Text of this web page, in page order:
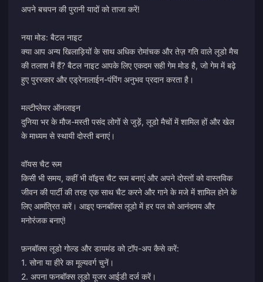
अपने बचपन की पुरानी यादों को ताजा करें!
नया मोड: बैटल नाइट
क्या आप अन्य खिलाड़ियों के साथ अधिक रोमांचक और तेज़ गति वाले लूडो मैच
की तलाश में हैं? बैटल नाइट आपके लिए एकदम सही गेम मोड है, जो गेम में बढ़े
हुए पुरस्कार और एड्रेनालाईन-पंपिंग अनुभव प्रदान करता है।
मल्टीप्लेयर ऑनलाइन
दुनिया भर के मौज-मस्ती पसंद लोगों से जुड़ें, लूडो मैचों में शामिल हों और खेल
के माध्यम से स्थायी दोस्ती बनाएं।
वॉयस चैट रूम
किसी भी समय, कहीं भी वॉइस चैट रूम बनाएं और अपने दोस्तों को वास्तविक
जीवन की पार्टी की तरह एक साथ चैट करने और गाने के मजे में शामिल होने के
लिए आमंत्रित करें। आइए फनबॉक्स लूडो में हर पल को आनंदमय और
मनोरंजक बनाएं!
फ़नबॉक्स लूडो गोल्ड और डायमंड को टॉप-अप कैसे करें:
1. सोना या हीरे का मूल्यवर्ग चुनें।
2. अपना फनबॉक्स लूडो यूजर आईडी दर्ज करें।